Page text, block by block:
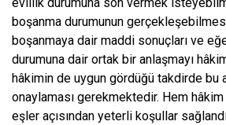
boşanma durumunun
boşanmaya dair maddi sonuçları ve
durumuna dair ortak bir anlaşmayı
hâkimin de uygun gördüğü takdirde bu
onaylaması gerekmektedir. Hem hâkim
eşler açısından yeterli koşullar